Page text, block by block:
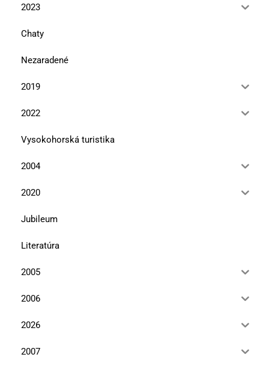
2023
Chaty
Nezaradené
2019
2022
Vysokohorská turistika
2004
2020
Jubileum
Literatúra
2005
2006
2026
2007